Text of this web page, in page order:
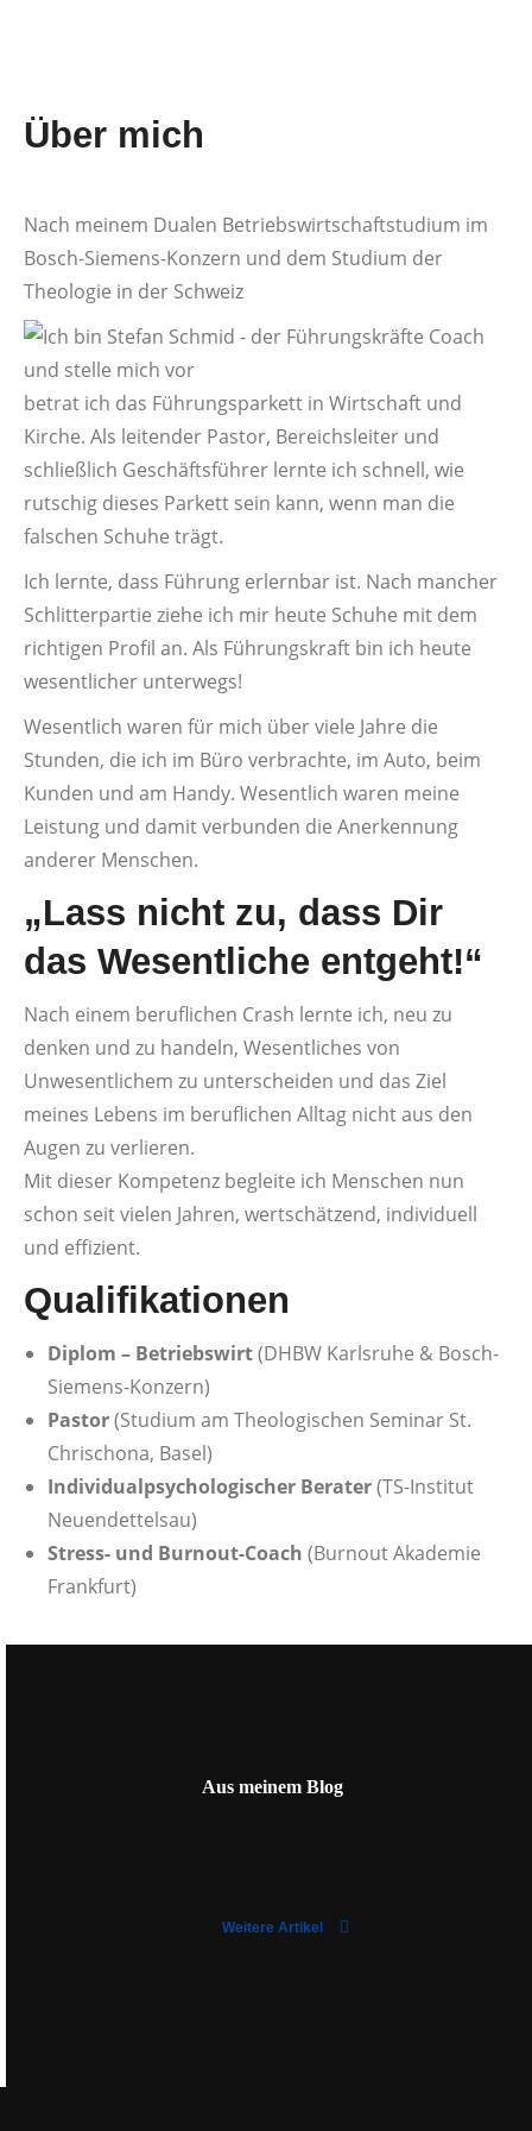
Über mich
Nach meinem Dualen Betriebswirtschaftstudium im
Bosch-Siemens-Konzern und dem Studium der
Theologie in der Schweiz
betrat ich das Führungsparkett in Wirtschaft und
Kirche. Als leitender Pastor, Bereichsleiter und
schließlich Geschäftsführer lernte ich schnell, wie
rutschig dieses Parkett sein kann, wenn man die
falschen Schuhe trägt.
Ich lernte, dass Führung erlernbar ist. Nach mancher
Schlitterpartie ziehe ich mir heute Schuhe mit dem
richtigen Profil an. Als Führungskraft bin ich heute
wesentlicher unterwegs!
Wesentlich waren für mich über viele Jahre die
Stunden, die ich im Büro verbrachte, im Auto, beim
Kunden und am Handy. Wesentlich waren meine
Leistung und damit verbunden die Anerkennung
anderer Menschen.
„Lass nicht zu, dass Dir
das Wesentliche entgeht!“
Nach einem beruflichen Crash lernte ich, neu zu
denken und zu handeln, Wesentliches von
Unwesentlichem zu unterscheiden und das Ziel
meines Lebens im beruflichen Alltag nicht aus den
Augen zu verlieren.
Mit dieser Kompetenz begleite ich Menschen nun
schon seit vielen Jahren, wertschätzend, individuell
und effizient.
Qualifikationen
Diplom – Betriebswirt(DHBW Karlsruhe & Bosch-
Siemens-Konzern)
Pastor(Studium am Theologischen Seminar St.
Chrischona, Basel)
Individualpsychologischer Berater(TS-Institut
Neuendettelsau)
Stress- und Burnout-Coach (Burnout Akademie
Frankfurt)
Aus meinem Blog
Weitere Artikel